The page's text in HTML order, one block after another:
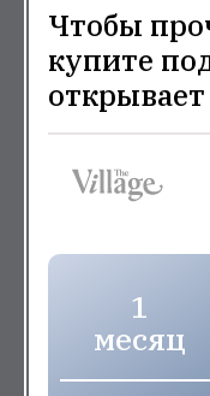
Чтобы
купите
1
месяц